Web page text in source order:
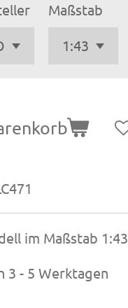
Maßstab
im Maßstab 1:43
3 - 5 Werktagen